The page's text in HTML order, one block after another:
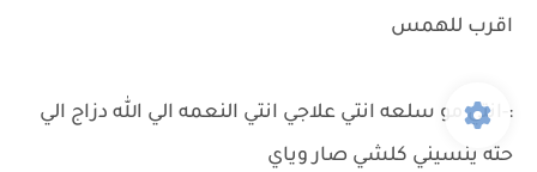
اقرب للهمس
:-انتي مو سلعه انتي علاجي انتي النعمه الي الله دزاج الي
حته ينسيني كلشي صار وياي